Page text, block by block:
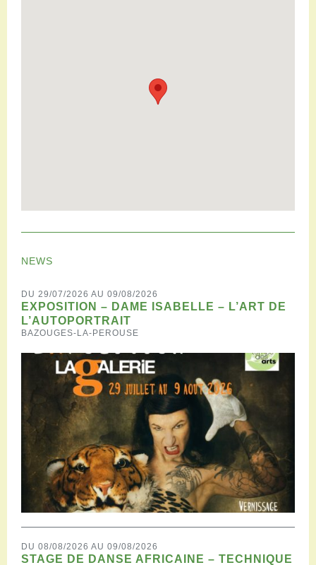
NEWS
DU 29/07/2026 AU 09/08/2026
EXPOSITION – DAME ISABELLE – L’ART DE
L’AUTOPORTRAIT
BAZOUGES-LA-PEROUSE
DU 08/08/2026 AU 09/08/2026
STAGE DE DANSE AFRICAINE – TECHNIQUE